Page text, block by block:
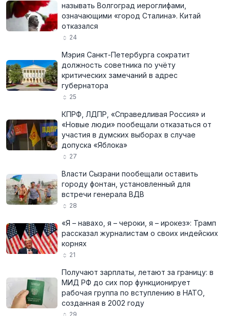
называть Волгоград иероглифами,
означающими «город Сталина». Китай
отказался
24
Мэрия Санкт-Петербурга сократит
должность советника по учёту
критических замечаний в адрес
губернатора
25
КПРФ, ЛДПР, «Справедливая Россия» и
«Новые люди» пообещали отказаться от
участия в думских выборах в случае
допуска «Яблока»
27
Власти Сызрани пообещали оставить
городу фонтан, установленный для
встречи генерала ВДВ
28
«Я – навахо, я – чероки, я – ирокез»: Трамп
рассказал журналистам о своих индейских
корнях
21
Получают зарплаты, летают за границу: в
МИД РФ до сих пор функционирует
рабочая группа по вступлению в НАТО,
созданная в 2002 году
29